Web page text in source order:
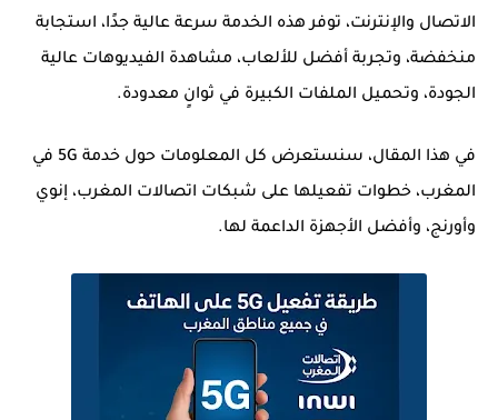
الاتصال والإنترنت، توفر هذه الخدمة سرعة عالية جدًا، استجابة
منخفضة، وتجربة أفضل للألعاب، مشاهدة الفيديوهات عالية
الجودة، وتحميل الملفات الكبيرة في ثوانٍ معدودة.
في هذا المقال، سنستعرض كل المعلومات حول خدمة
5G في
المغرب، خطوات تفعيلها على شبكات اتصالات المغرب، إنوي
وأورنج، وأفضل الأجهزة الداعمة لها.